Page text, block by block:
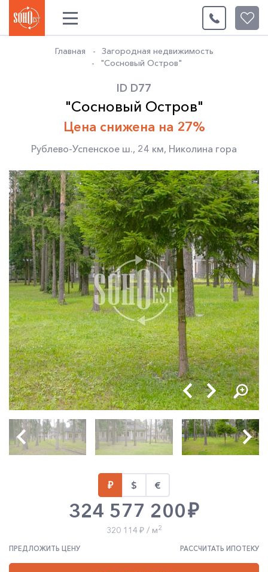
0
Главная
Загородная недвижимость
"Сосновый Остров"
ID D77
"Сосновый Остров"
Цена снижена на 27%
Рублево-Успенское ш., 24 км, Николина гора
324 577 200
320 114 / м2
ПРЕДЛОЖИТЬ ЦЕНУ РАССЧИТАТЬ ИПОТЕКУ